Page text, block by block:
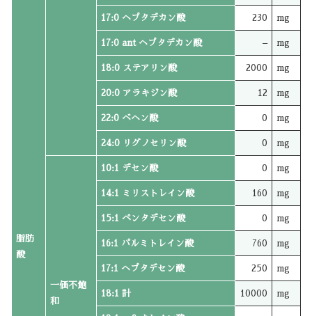
脂肪
酸
17:0 ヘプタデカン酸 230 mg
17:0 ant ヘプタデカン酸 – mg
18:0 ステアリン酸 2000 mg
20:0 アラキジン酸 12 mg
22:0 ベヘン酸 0 mg
24:0 リグノセリン酸 0 mg
一価不飽
和
10:1 デセン酸 0 mg
14:1 ミリストレイン酸 160 mg
15:1 ペンタデセン酸 0 mg
16:1 パルミトレイン酸 760 mg
17:1 ヘプタデセン酸 250 mg
18:1 計 10000 mg